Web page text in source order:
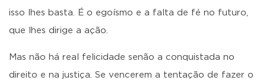
isso lhes basta. É o egoísmo e a falta de fé no futuro,
que lhes dirige a ação.
Mas não há real felicidade senão a conquistada no
direito e na justiça. Se vencerem a tentação de fazer o